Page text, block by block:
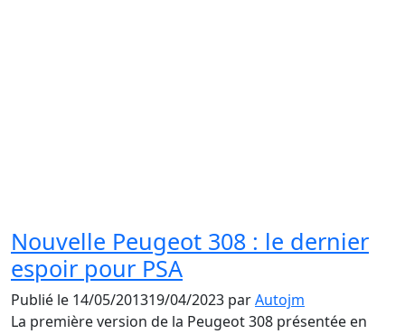
Nouvelle Peugeot 308 : le dernier
espoir pour PSA
Publié le 14/05/201319/04/2023 parAutojm
La première version de la Peugeot 308 présentée en